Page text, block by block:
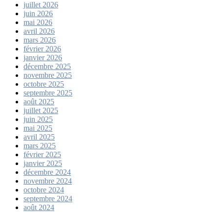
juillet 2026
juin 2026
mai 2026
avril 2026
mars 2026
février 2026
janvier 2026
décembre 2025
novembre 2025
octobre 2025
septembre 2025
août 2025
juillet 2025
juin 2025
mai 2025
avril 2025
mars 2025
février 2025
janvier 2025
décembre 2024
novembre 2024
octobre 2024
septembre 2024
août 2024